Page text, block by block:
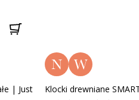
| Just
N W
Klocki drewniane